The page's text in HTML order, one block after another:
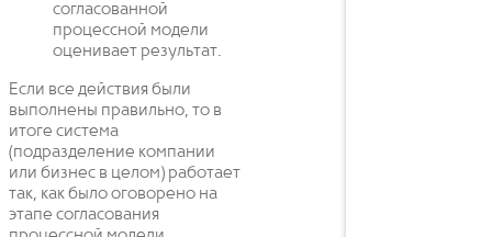
согласованной
процессной модели
оценивает результат.
Если все действия были
выполнены правильно, то в
итоге система
(подразделение компании
или бизнес в целом) работает
так, как было оговорено на
этапе согласования